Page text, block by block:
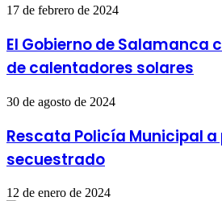
17 de febrero de 2024
El Gobierno de Salamanca
de calentadores solares
30 de agosto de 2024
Rescata Policía Municipal
secuestrado
12 de enero de 2024